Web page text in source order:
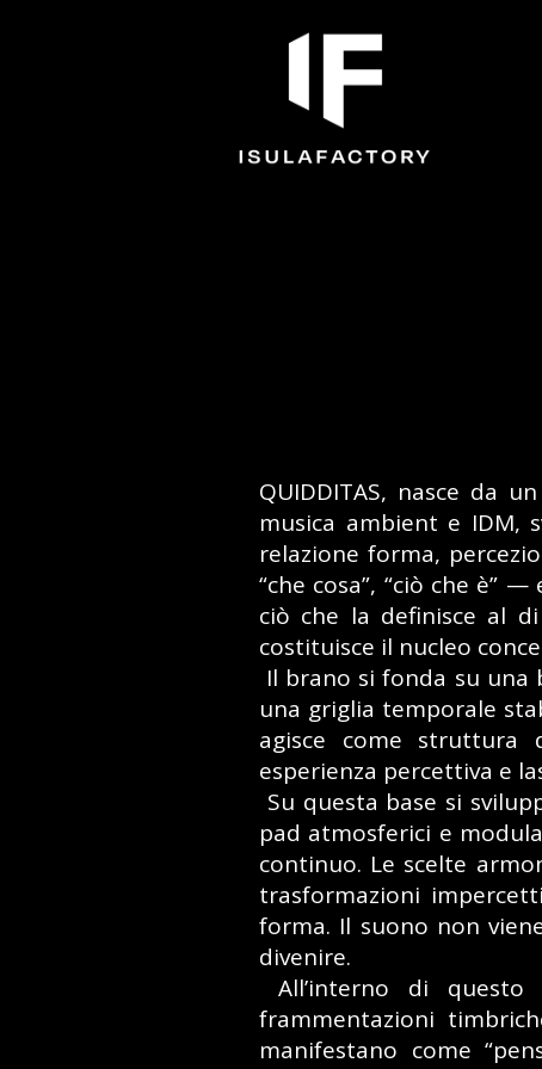
QUIDDITAS, nasce da
musica ambient e IDM,
relazione forma,
“che cosa”, “ciò che è”
ciò che la definisce al
costituisce il nucleo
Il brano si fonda su una
una griglia temporale
agisce come struttura
esperienza percettiva e
Su questa base si
pad atmosferici e
continuo. Le scelte
trasformazioni
forma. Il suono non
divenire.
All’interno di
frammentazioni
manifestano come